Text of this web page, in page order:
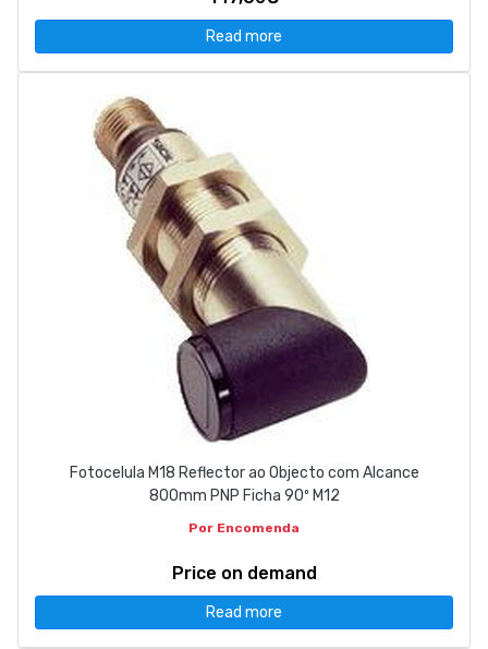
Read more
Fotocelula M18 Reflector ao Objecto com Alcance
800mm PNP Ficha 90º M12
Por Encomenda
Price on demand
Read more